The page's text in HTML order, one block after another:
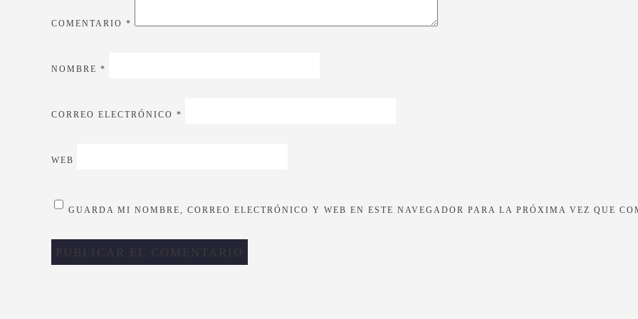
COMENTARIO *
NOMBRE *
CORREO ELECTRÓNICO *
WEB
GUARDA MI NOMBRE, CORREO ELECTRÓNICO Y WEB EN ESTE NAVEGADOR PARA LA PRÓXIMA VEZ QUE